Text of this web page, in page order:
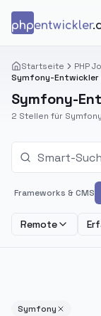
phpentwickler
Startseite PHP
Symfony-Entwickler
Symfony-
2 Stellen für
Frameworks & CMS
Remote
Symfony